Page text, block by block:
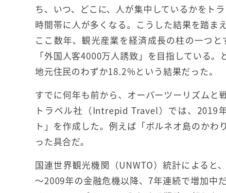
ち、いつ、どこに、人が集中しているかをト
時間帯に人が多くなる。こうした結果を踏ま
ここ数年、観光産業を経済成長の柱の一つ
「外国人客4000万人誘致」を目指している
地元住民のわずか18.2％という結果だった。
すでに何年も前から、オーバーツーリズムと
トラベル社（Intrepid Travel）では、2019
ト」を作成した。例えば「ボルネオ島のか
った具合だ。
国連世界観光機関（UNWTO）統計による
～2009年の金融危機以降、7年連続で増加中